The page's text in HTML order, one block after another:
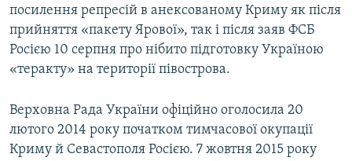
посилення репресій в анексованому Криму як після
прийняття «пакету Ярової», так і після заяв ФСБ
Росією 10 серпня про нібито підготовку Україною
«теракту» на території півострова.
Верховна Рада України офіційно оголосила 20
лютого 2014 року початком тимчасової окупації
Криму й Севастополя Росією. 7 жовтня 2015 року